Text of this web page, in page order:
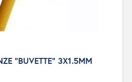
"BUVETTE" 3X1.5MM